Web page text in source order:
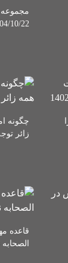
10/22
چگونه
زائر توجه
قاعده
الصحابه